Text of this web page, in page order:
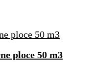
ploce 50 m3